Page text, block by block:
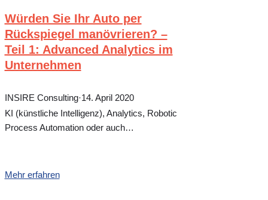
Würden Sie Ihr Auto per
Rückspiegel manövrieren? –
Teil 1: Advanced Analytics im
Unternehmen
INSIRE Consulting·14. April 2020
KI (künstliche Intelligenz), Analytics, Robotic
Process Automation oder auch…
Mehr erfahren